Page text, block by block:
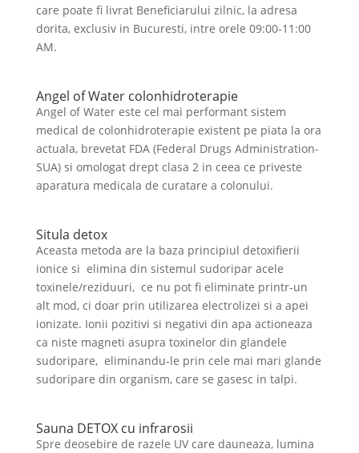
care poate fi livrat Beneficiarului zilnic, la adresa
dorita, exclusiv in Bucuresti, intre orele 09:00-11:00
AM.
Angel of Water colonhidroterapie
Angel of Water este cel mai performant sistem
medical de colonhidroterapie existent pe piata la ora
actuala, brevetat FDA (Federal Drugs Administration-
SUA) si omologat drept clasa 2 in ceea ce priveste
aparatura medicala de curatare a colonului.
Situla detox
Aceasta metoda are la baza principiul detoxifierii
ionice si elimina din sistemul sudoripar acele
toxinele/reziduuri, ce nu pot fi eliminate printr-un
alt mod, ci doar prin utilizarea electrolizei si a apei
ionizate. Ionii pozitivi si negativi din apa actioneaza
ca niste magneti asupra toxinelor din glandele
sudoripare, eliminandu-le prin cele mai mari glande
sudoripare din organism, care se gasesc in talpi.
Sauna DETOX cu infrarosii
Spre deosebire de razele UV care dauneaza, lumina